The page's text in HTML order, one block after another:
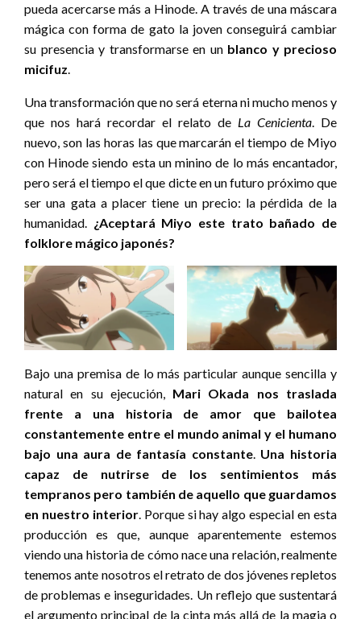
pueda acercarse más a Hinode. A través de una máscara
mágica con forma de gato la joven conseguirá cambiar
su presencia y transformarse en un blanco y precioso
micifuz.
Una transformación que no será eterna ni mucho menos y
que nos hará recordar el relato de La Cenicienta. De
nuevo, son las horas las que marcarán el tiempo de Miyo
con Hinode siendo esta un minino de lo más encantador,
pero será el tiempo el que dicte en un futuro próximo que
ser una gata a placer tiene un precio: la pérdida de la
humanidad. ¿Aceptará Miyo este trato bañado de
folklore mágico japonés?
Bajo una premisa de lo más particular aunque sencilla y
natural en su ejecución,Mari Okada nos traslada
frente a una historia de amor que bailotea
constantemente entre el mundo animal y el humano
bajo una aura de fantasía constante. Una historia
capaz de nutrirse de los sentimientos más
tempranos pero también de aquello que guardamos
en nuestro interior. Porque si hay algo especial en esta
producción es que, aunque aparentemente estemos
viendo una historia de cómo nace una relación, realmente
tenemos ante nosotros el retrato de dos jóvenes repletos
de problemas e inseguridades. Un reflejo que sustentará
el argumento principal de la cinta más allá de la magia o